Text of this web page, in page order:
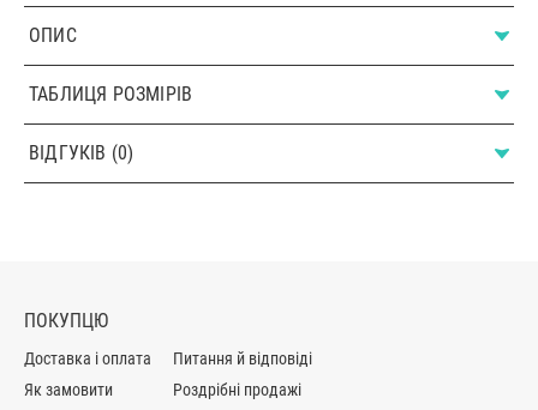
ОПИС
ТАБЛИЦЯ РОЗМІРІВ
ВІДГУКІВ (0)
ПОКУПЦЮ
Доставка і оплата
Як замовити
Питання й відповіді
Роздрібні продажі